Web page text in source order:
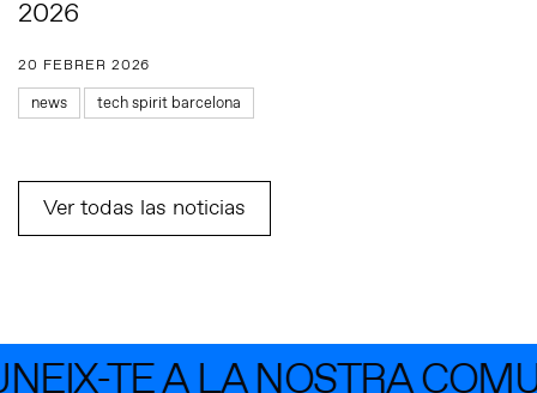
2026
20 FEBRER 2026
news tech spirit barcelona
Ver todas las noticias
TE A LA NOSTRA